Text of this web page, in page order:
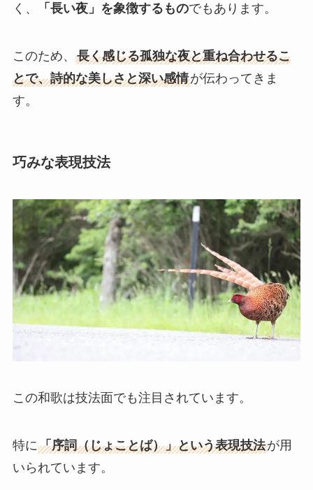
く、
「長い夜」を象徴するものでもあります。
このため、 長く感じる孤独な夜と重ね合わせるこ
とで、詩的な美しさと深い感情が伝わってきま
す。
巧みな表現技法
この和歌は技法面でも注目されています。
特に「序詞（じょことば）」という表現技法が用
いられています。